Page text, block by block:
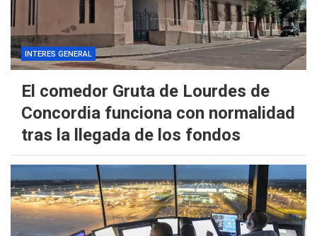
INTERES GENERAL
El comedor Gruta de Lourdes de
Concordia funciona con normalidad
tras la llegada de los fondos